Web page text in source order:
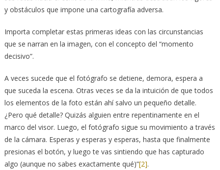
y obstáculos que impone una cartografía adversa.
Importa completar estas primeras ideas con las circunstancias
que se narran en la imagen, con el concepto del “momento
decisivo”.
A veces sucede que el fotógrafo se detiene, demora, espera a
que suceda la escena. Otras veces se da la intuición de que todos
los elementos de la foto están ahí salvo un pequeño detalle.
¿Pero qué detalle? Quizás alguien entre repentinamente en el
marco del visor. Luego, el fotógrafo sigue su movimiento a través
de la cámara. Esperas y esperas y esperas, hasta que finalmente
presionas el botón, y luego te vas sintiendo que has capturado
algo (aunque no sabes exactamente qué)”[2].